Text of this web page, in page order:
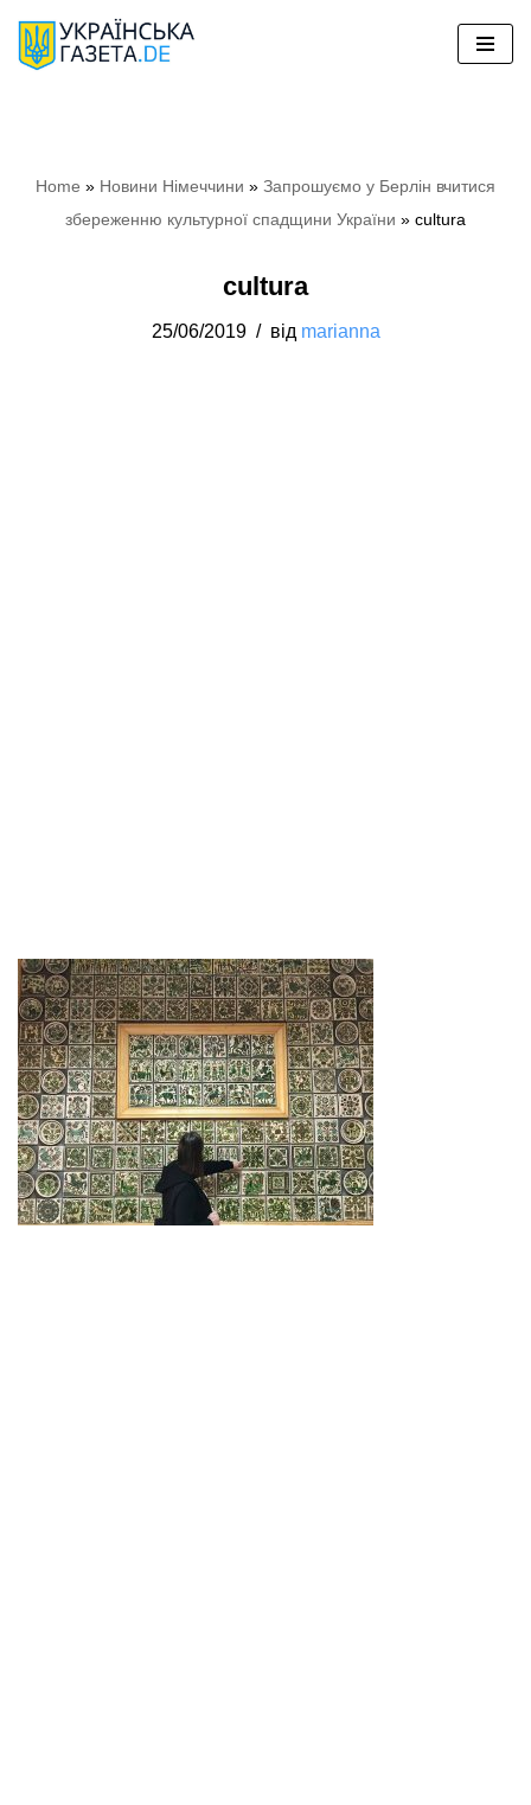
Перейти
Home » Новини Німеччини » Запрошуємо у Берлін вчитися
збереженню культурної спадщини України » cultura
cultura
25/06/2019 від marianna